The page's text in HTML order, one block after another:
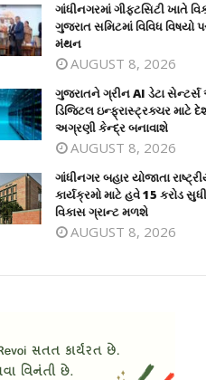
ગાંધીનગરમાં ગીફ્ટસિટી ખાતે
ગુજરાત સમિટમાં વિવિધ વિષયો
મંથન
AUGUST 8, 2026
ગુજરાતને ગ્રીન AI ડેટા
ડિજિટલ ઇન્ફ્રાસ્ટ્રક્ચર માટે
અગ્રણી કેન્દ્ર બનાવાશે
AUGUST 8, 2026
ગાંધીનગર બહાર યોજાતા
કાર્યક્રમો માટે હવે 15 કરોડ સુધી
વિકાસ ગ્રાન્ટ મળશે
AUGUST 8, 2026